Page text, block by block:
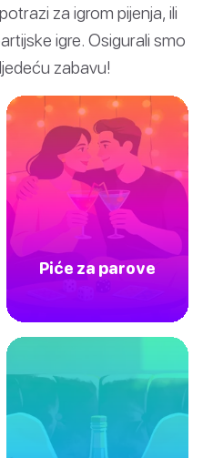
za igrom pijenja, ili
igre. Osigurali smo
zabavu!
Piće za parove